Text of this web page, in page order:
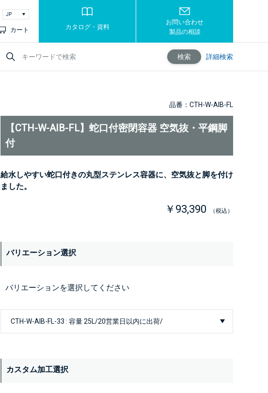
カート カタログ・資料
お問い合わせ
製品の相談
検索 詳細検索
品番：CTH-W-AIB-FL
【CTH-W-AIB-FL】蛇口付密閉容器 空気抜・平鋼脚
付
給水しやすい蛇口付きの丸型ステンレス容器に、空気抜と脚を付け
ました。
￥93,390 （税込）
バリエーション選択
バリエーションを選択してください
カスタム加工選択